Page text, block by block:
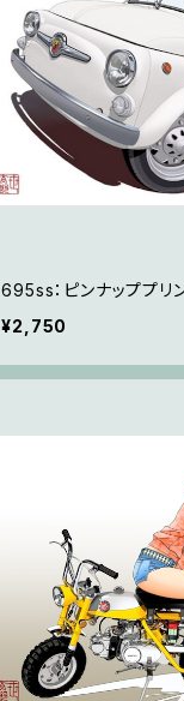
695ss：ピンナッププリ
¥2,750